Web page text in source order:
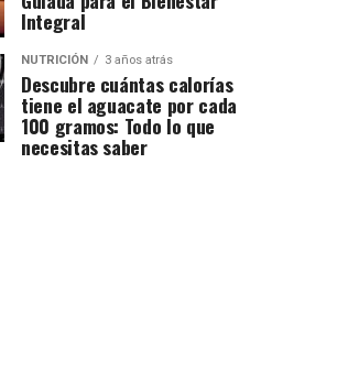
Integral
NUTRICIÓN 3 años atrás
Descubre cuántas calorías
tiene el aguacate por cada
100 gramos: Todo lo que
necesitas saber